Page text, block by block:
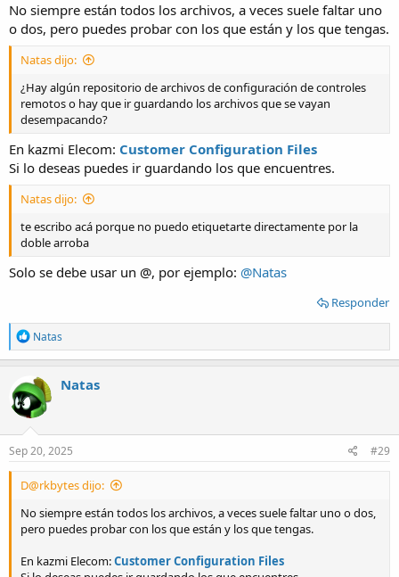
No siempre están todos los archivos, a veces suele faltar uno
o dos, pero puedes probar con los que están y los que tengas.
Natas dijo:
¿Hay algún repositorio de archivos de configuración de controles
remotos o hay que ir guardando los archivos que se vayan
desempacando?
En kazmi Elecom: Customer Configuration Files
Si lo deseas puedes ir guardando los que encuentres.
Natas dijo:
te escribo acá porque no puedo etiquetarte directamente por la
doble arroba
Solo se debe usar un @, por ejemplo: @Natas
Responder
R
e
a
c
t
i
o
n
s
Natas
Natas
Sep 20, 2025 #29
D@rkbytes dijo:
No siempre están todos los archivos, a veces suele faltar uno o dos,
pero puedes probar con los que están y los que tengas.
En kazmi Elecom:Customer Configuration Files